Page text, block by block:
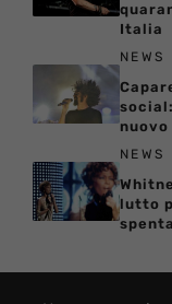
Italia
NEWS
nuovo
NEWS
lutto